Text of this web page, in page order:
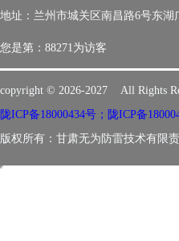
地址：兰州市城关区南昌路6号东湖
您是第： 88271为访客
copyright © 2026-2027 All Rights
陇ICP备18000434号；陇ICP备
版权所有：甘肃无为防雷技术有限